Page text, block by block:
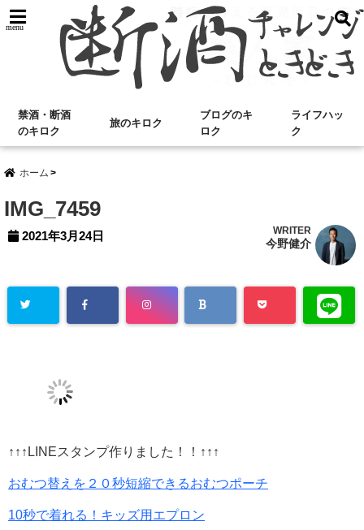
menu
禁酒・断酒
のキロク
旅のキロク
ブログのキ
ロク
ライフハッ
ク
ホーム
IMG_7459
2021年3月24日 WRITER
今野健介
↑↑↑LINEスタンプ作りました！！↑↑↑
おむつ替えを２０秒短縮できるおむつポーチ
10秒で着れる！キッズ用エプロン